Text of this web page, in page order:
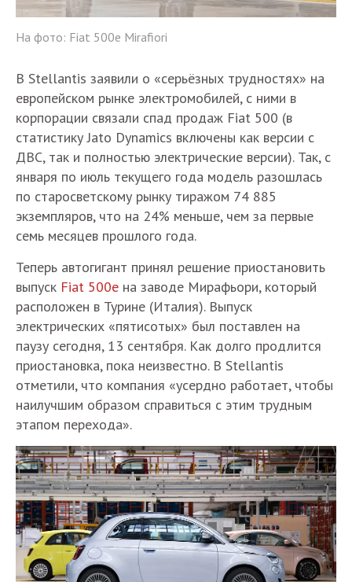
На фото: Fiat 500e Mirafiori
В Stellantis заявили о «серьёзных трудностях» на
европейском рынке электромобилей, с ними в
корпорации связали спад продаж Fiat 500 (в
статистику Jato Dynamics включены как версии с
ДВС, так и полностью электрические версии). Так, с
января по июль текущего года модель разошлась
по старосветскому рынку тиражом 74 885
экземпляров, что на 24% меньше, чем за первые
семь месяцев прошлого года.
Теперь автогигант принял решение приостановить
выпуск Fiat 500e на заводе Мирафьори, который
расположен в Турине (Италия). Выпуск
электрических «пятисотых» был поставлен на
паузу сегодня, 13 сентября. Как долго продлится
приостановка, пока неизвестно. В Stellantis
отметили, что компания «усердно работает, чтобы
наилучшим образом справиться с этим трудным
этапом перехода».